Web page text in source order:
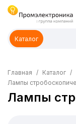
Каталог
Главная Каталог
Лампы
Лампы